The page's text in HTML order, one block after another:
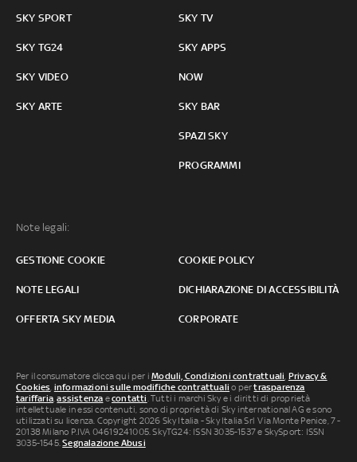
SKY SPORT
SKY TG24
SKY VIDEO
SKY ARTE
SKY TV
SKY APPS
NOW
SKY BAR
SPAZI SKY
PROGRAMMI
Note legali:
GESTIONE COOKIE COOKIE POLICY
NOTE LEGALI DICHIARAZIONE DI ACCESSIBILITÀ
OFFERTA SKY MEDIA CORPORATE
Per il consumatore clicca qui per iModuli, Condizioni contrattuali, Privacy &
Cookies, informazioni sulle modifiche contrattuali o pertrasparenza
tariffaria,assistenza econtatti. Tutti i marchi Sky e i diritti di proprietà
intellettuale in essi contenuti, sono di proprietà di Sky international AG e sono
utilizzati su licenza. Copyright 2026 Sky Italia - Sky Italia Srl Via Monte Penice, 7 -
20138 Milano P.IVA 04619241005. SkyTG24: ISSN 3035-1537 e SkySport: ISSN
3035-1545.Segnalazione Abusi